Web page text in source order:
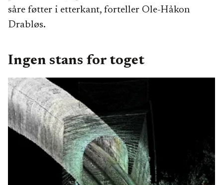
såre føtter i etterkant, forteller Ole-Håkon
Drabløs.
Ingen stans for toget